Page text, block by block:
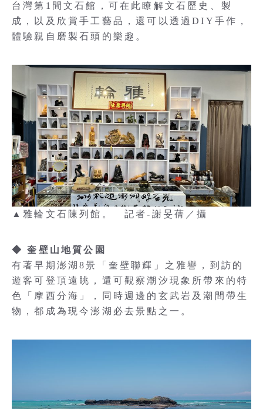
台灣第1間文石館，可在此瞭解文石歷史、製
成，以及欣賞手工藝品，還可以透過DIY手作，
體驗親自磨製石頭的樂趣。
▲雅輪文石陳列館。 記者-謝旻蒨／攝
◆ 奎壁山地質公園
有著早期澎湖8景「奎壁聯輝」之雅譽，到訪的
遊客可登頂遠眺，還可觀察潮汐現象所帶來的特
色「摩西分海」，同時週邊的玄武岩及潮間帶生
物，都成為現今澎湖必去景點之一。